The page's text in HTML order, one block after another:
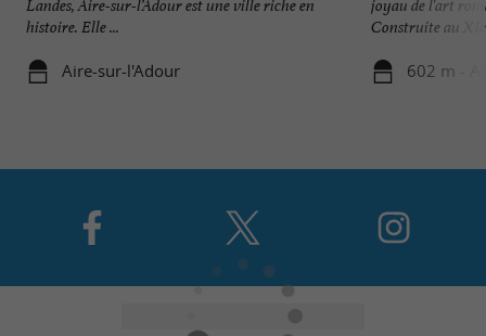
Landes, Aire-sur-l’Adour est une ville riche en
histoire. Elle ...
Aire-sur-l'Adour
joyau de l'art
Construite au
602 m -